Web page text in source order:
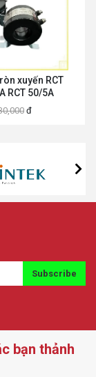
xuyến RCT
RCT 50/5A
đ
Subscribe
bạn thảnh